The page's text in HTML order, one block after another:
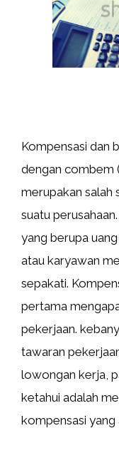
Kompensasi dan
dengan combem
merupakan salah
suatu
yang berupa
atau karyawan
sepakati.
pertama
pekerjaan.
tawaran
lowongan kerja,
ketahui adalah
kompensasi yang